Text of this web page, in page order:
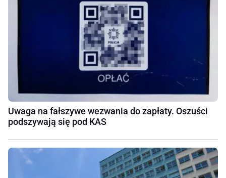
Uwaga na fałszywe wezwania do zapłaty. Oszuści
podszywają się pod KAS